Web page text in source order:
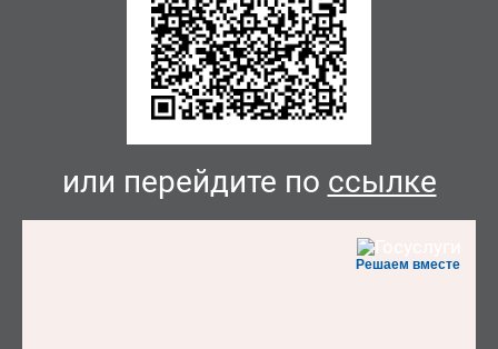
или перейдите по ссылке
Решаем вместе